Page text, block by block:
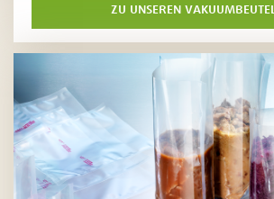
zu unseren vakuumbeutel